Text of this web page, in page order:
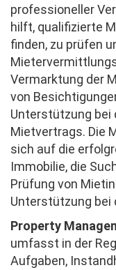
professioneller
hilft, qualifizierte
finden, zu prüfen
Vermarktung der
von
Unterstützung bei
Mietvertrags. Die
sich auf die
Immobilie, die
Prüfung von
Unterstützung bei
Property
umfasst in der
Aufgaben,